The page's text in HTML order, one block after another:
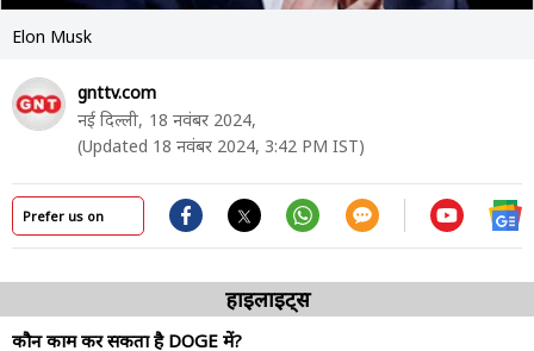
Elon Musk
gnttv.com
नई दिल्ली, 18 नवंबर 2024,
(Updated 18 नवंबर 2024, 3:42 PM IST)
Prefer us on
हाइलाइट्स
कौन काम कर सकता है DOGE में?